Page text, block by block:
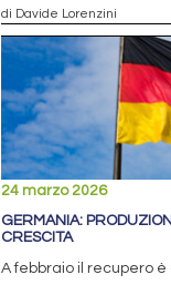
di Davide Lorenzini
24 marzo 2026
GERMANIA:
CRESCITA
A febbraio il recupero